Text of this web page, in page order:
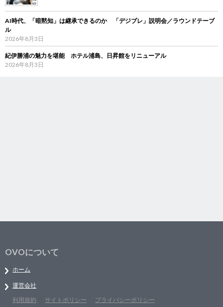
AI時代、「暗黙知」は継承できるのか 「デジブレ」説明会／ラウンドテーブ
ル
2026年8月3日
紀伊勝浦の魅力を堪能 ホテル浦島、日昇館をリニューアル
2026年8月3日
OVOについて
ホーム
運営会社
利用規約
サイトポリシー プライバシーポリシー